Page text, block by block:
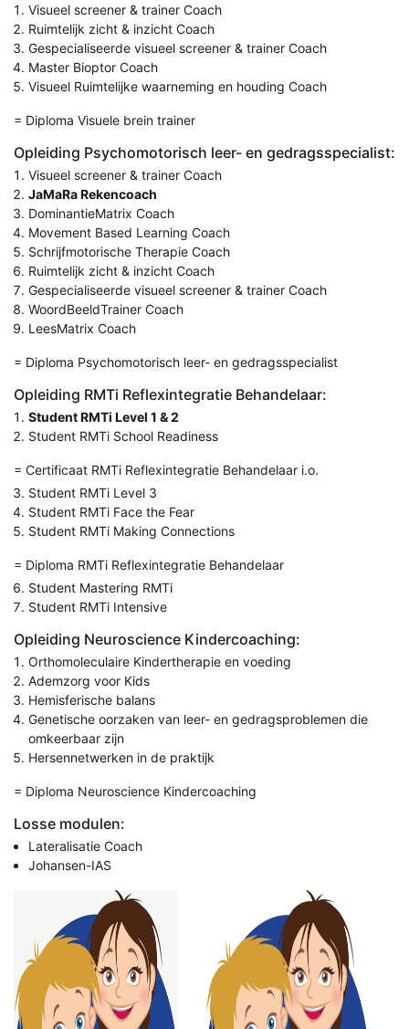
Visueel screener & trainer Coach
Ruimtelijk zicht & inzicht Coach
Gespecialiseerde visueel screener & trainer Coach
Master Bioptor Coach
Visueel Ruimtelijke waarneming en houding Coach
= Diploma Visuele brein trainer
Opleiding Psychomotorisch leer- en gedragsspecialist:
Visueel screener & trainer Coach
JaMaRa Rekencoach
DominantieMatrix Coach
Movement Based Learning Coach
Schrijfmotorische Therapie Coach
Ruimtelijk zicht & inzicht Coach
Gespecialiseerde visueel screener & trainer Coach
WoordBeeldTrainer Coach
LeesMatrix Coach
= Diploma Psychomotorisch leer- en gedragsspecialist
Opleiding RMTi Reflexintegratie Behandelaar:
Student RMTi Level 1 & 2
Student RMTi School Readiness
= Certificaat RMTi Reflexintegratie Behandelaar i.o.
Student RMTi Level 3
Student RMTi Face the Fear
Student RMTi Making Connections
= Diploma RMTi Reflexintegratie Behandelaar
Student Mastering RMTi
Student RMTi Intensive
Opleiding Neuroscience Kindercoaching:
Orthomoleculaire Kindertherapie en voeding
Ademzorg voor Kids
Hemisferische balans
Genetische oorzaken van leer- en gedragsproblemen die
omkeerbaar zijn
Hersennetwerken in de praktijk
= Diploma Neuroscience Kindercoaching
Losse modulen:
Lateralisatie Coach
Johansen-IAS